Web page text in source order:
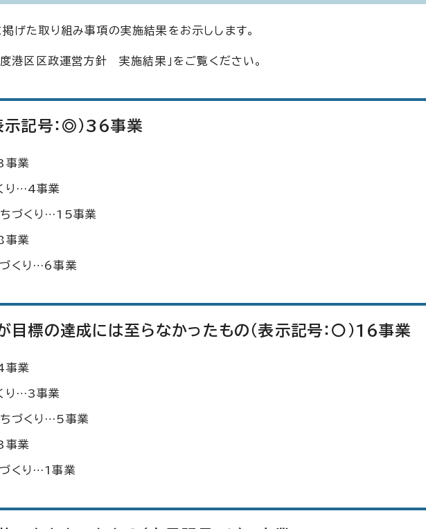
げた取り組み事項の実施結果をお示しします。
港区区政運営方針 実施結果」をご覧ください。
示記号：◎）36事業
事業
り…4事業
づくり…15事業
事業
くり…6事業
目標の達成には至らなかったもの（表示記号：〇）16事業
事業
り…3事業
づくり…5事業
事業
くり…1事業